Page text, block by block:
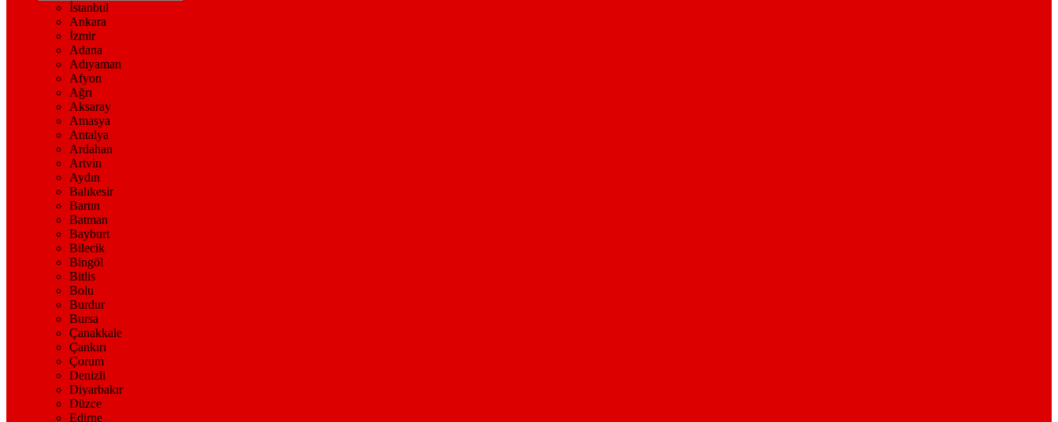
İstanbul
Ankara
İzmir
Adana
Adıyaman
Afyon
Ağrı
Aksaray
Amasya
Antalya
Ardahan
Artvin
Aydın
Balıkesir
Bartın
Batman
Bayburt
Bilecik
Bingöl
Bitlis
Bolu
Burdur
Bursa
Çanakkale
Çankırı
Çorum
Denizli
Diyarbakır
Düzce
Edirne